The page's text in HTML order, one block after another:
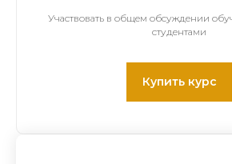
Участвовать в общем обсуждении
студентами
Купить курс